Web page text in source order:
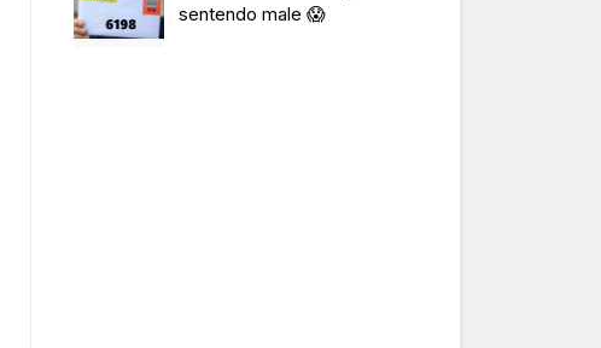
sentendo male 😱